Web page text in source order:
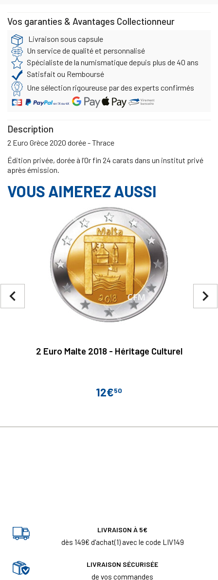
Vos garanties & Avantages Collectionneur
Livraison sous capsule
Un service de qualité et personnalisé
Spécialiste de la numismatique depuis plus de 40 ans
Satisfait ou Remboursé
Une sélection rigoureuse par des experts confirmés
Description
2 Euro Grèce 2020 dorée - Thrace
Édition privée, dorée à l’Or fin 24 carats dans un institut privé
après émission.
VOUS AIMEREZ AUSSI
2 Euro Malte 2018 - Héritage Culturel
Prix
12€50
navigate_next
navigate_before
LIVRAISON À 5€
dès 149€ d'achat(1) avec le code LIV149
LIVRAISON SÉCURISÉE
de vos commandes